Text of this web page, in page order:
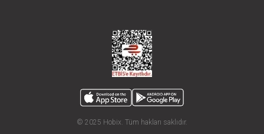
© 2025 Hobix. Tüm hakları saklıdır.